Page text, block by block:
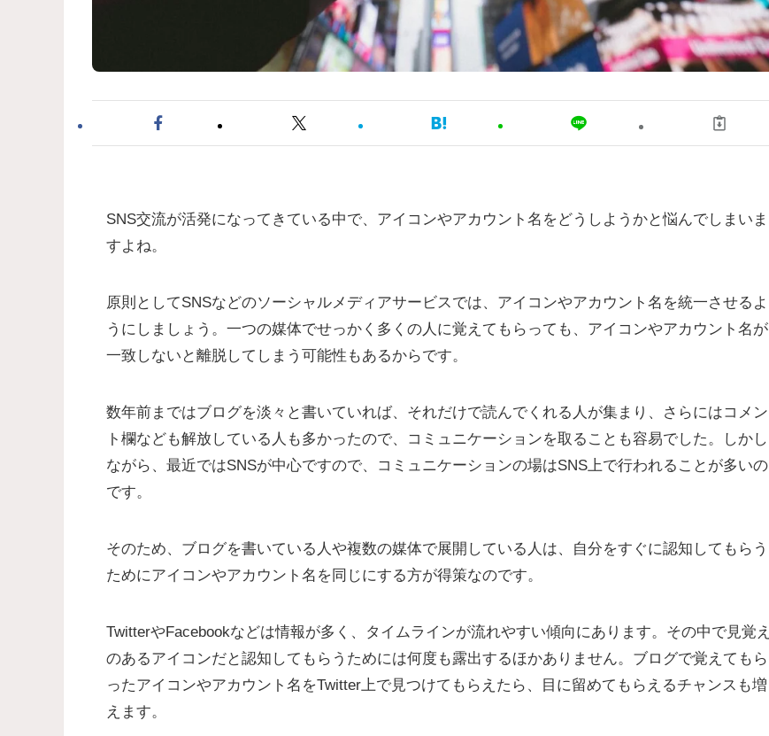
SNS交流が活発になってきている中で、アイコンやアカウント名をどうしようかと悩んでしまいま
すよね。
原則としてSNSなどのソーシャルメディアサービスでは、アイコンやアカウント名を統一させるよ
うにしましょう。一つの媒体でせっかく多くの人に覚えてもらっても、アイコンやアカウント名が
一致しないと離脱してしまう可能性もあるからです。
数年前まではブログを淡々と書いていれば、それだけで読んでくれる人が集まり、さらにはコメン
ト欄なども解放している人も多かったので、コミュニケーションを取ることも容易でした。しかし
ながら、最近ではSNSが中心ですので、コミュニケーションの場はSNS上で行われることが多いの
です。
そのため、ブログを書いている人や複数の媒体で展開している人は、自分をすぐに認知してもらう
ためにアイコンやアカウント名を同じにする方が得策なのです。
TwitterやFacebookなどは情報が多く、タイムラインが流れやすい傾向にあります。その中で見覚え
のあるアイコンだと認知してもらうためには何度も露出するほかありません。ブログで覚えてもら
ったアイコンやアカウント名をTwitter上で見つけてもらえたら、目に留めてもらえるチャンスも増
えます。